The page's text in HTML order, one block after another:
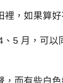
裡，如果算好
5 月，可以
，而有些白